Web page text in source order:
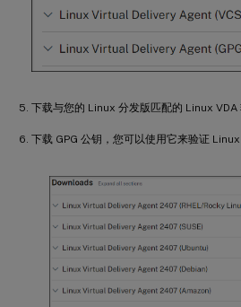
下载与您的 Linux 分发版匹配的 Linux VDA
下载 GPG 公钥，您可以使用它来验证